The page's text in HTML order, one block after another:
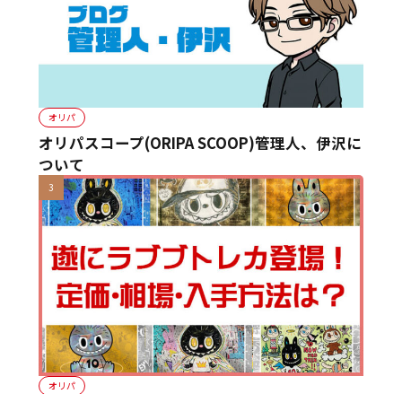
オリパ
オリパスコープ(ORIPA SCOOP)管理人、伊沢に
ついて
オリパ